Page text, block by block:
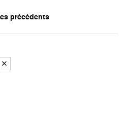
précédents